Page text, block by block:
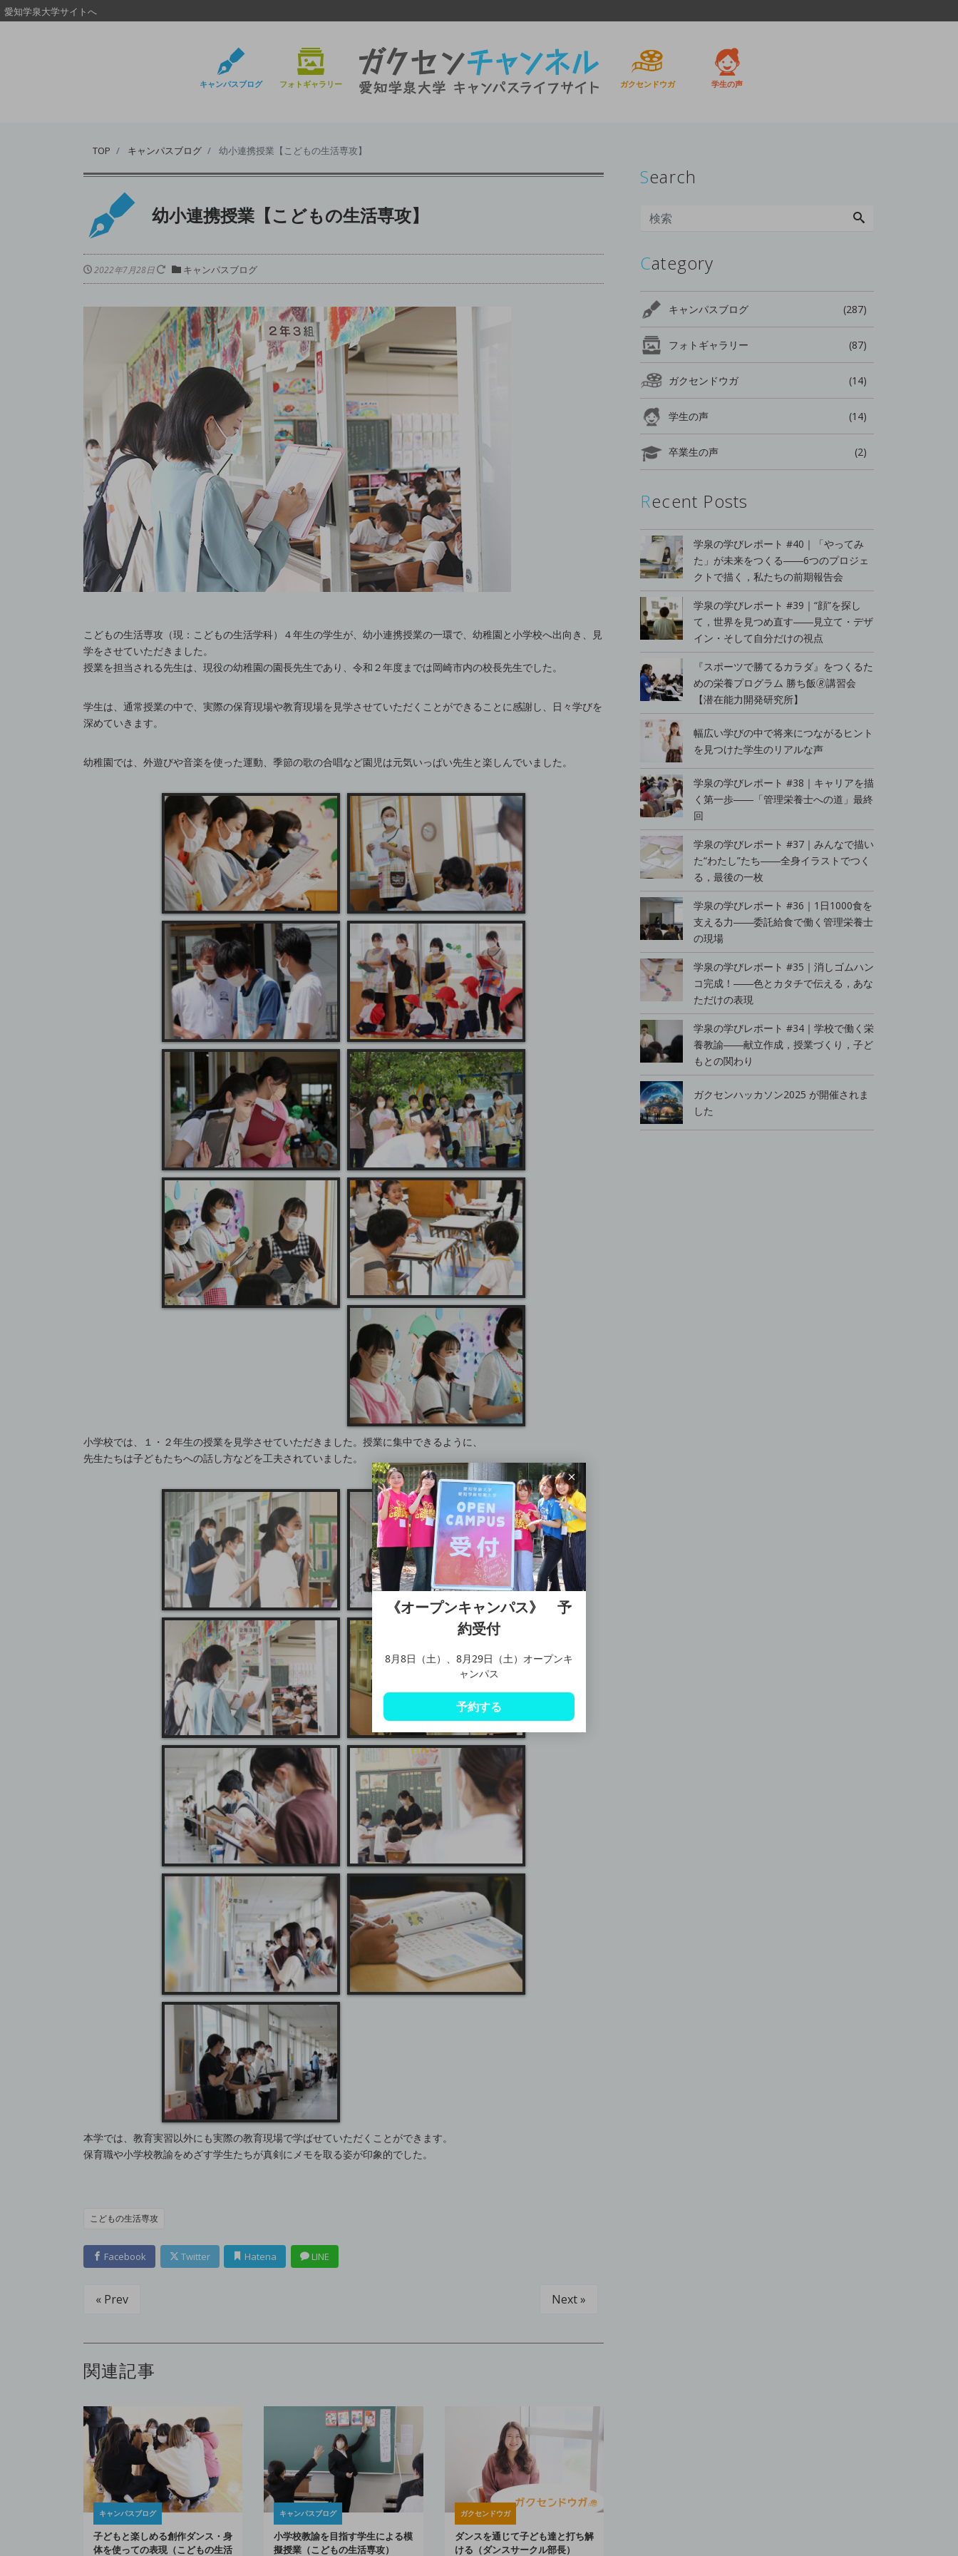
愛知学泉大学サイトへ
キャンパスブログ フォトギャラリー ガクセンドウガ 学生の声
TOP キャンパスブログ 幼小連携授業【こどもの生活専攻】
幼小連携授業【こどもの生活専攻】
2022年7月28日 キャンパスブログ
こどもの生活専攻（現：こどもの生活学科）４年生の学生が、幼小連携授業の一環で、幼稚園と小学校へ出向き、見
学をさせていただきました。
授業を担当される先生は、現役の幼稚園の園長先生であり、令和２年度までは岡崎市内の校長先生でした。
学生は、通常授業の中で、実際の保育現場や教育現場を見学させていただくことができることに感謝し、日々学びを
深めていきます。
幼稚園では、外遊びや音楽を使った運動、季節の歌の合唱など園児は元気いっぱい先生と楽しんでいました。
小学校では、１・２年生の授業を見学させていただきました。授業に集中できるように、
先生たちは子どもたちへの話し方などを工夫されていました。
本学では、教育実習以外にも実際の教育現場で学ばせていただくことができます。
保育職や小学校教諭をめざす学生たちが真剣にメモを取る姿が印象的でした。
こどもの生活専攻
Facebook Twitter Hatena LINE
« Prev Next »
関連記事
キャンパスブログ
子どもと楽しめる創作ダンス・身
体を使っての表現（こどもの生活
キャンパスブログ
小学校教諭を目指す学生による模
擬授業（こどもの生活専攻）
ガクセンドウガ
ダンスを通じて子ども達と打ち解
ける（ダンスサークル部長）
Search
Category
キャンパスブログ (287)
フォトギャラリー (87)
ガクセンドウガ (14)
学生の声 (14)
卒業生の声 (2)
Recent Posts
学泉の学びレポート #40｜「やってみ
た」が未来をつくる――6つのプロジェ
クトで描く，私たちの前期報告会
学泉の学びレポート #39｜“顔”を探し
て，世界を見つめ直す――見立て・デザ
イン・そして自分だけの視点
『スポーツで勝てるカラダ』をつくるた
めの栄養プログラム 勝ち飯🄬講習会
【潜在能力開発研究所】
幅広い学びの中で将来につながるヒント
を見つけた学生のリアルな声
学泉の学びレポート #38｜キャリアを描
く第一歩――「管理栄養士への道」最終
回
学泉の学びレポート #37｜みんなで描い
た“わたし”たち――全身イラストでつく
る，最後の一枚
学泉の学びレポート #36｜1日1000食を
支える力――委託給食で働く管理栄養士
の現場
学泉の学びレポート #35｜消しゴムハン
コ完成！――色とカタチで伝える，あな
ただけの表現
学泉の学びレポート #34｜学校で働く栄
養教諭――献立作成，授業づくり，子ど
もとの関わり
ガクセンハッカソン2025 が開催されま
した
《オープンキャンパス》 予
約受付
8月8日（土）、8月29日（土）オープンキ
ャンパス
予約する